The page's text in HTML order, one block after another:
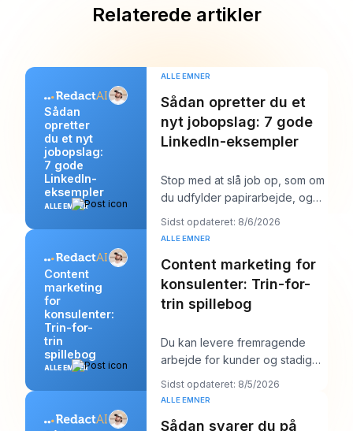
Relaterede artikler
Sådan
opretter
du et nyt
jobopslag:
7 gode
LinkedIn-
eksempler
ALLE EMNER
ALLE EMNER
Sådan opretter du et
nyt jobopslag: 7 gode
LinkedIn-eksempler
Stop med at slå job op, som om
du udfylder papirarbejde, og
begynd at skrive dem, som om
du prøver a
Sidst opdateret: 8/6/2026
Content
marketing
for
konsulenter:
Trin-for-
trin
spillebog
ALLE EMNER
ALLE EMNER
Content marketing for
konsulenter: Trin-for-
trin spillebog
Du kan levere fremragende
arbejde for kunder og stadig
føle dig mærkeligt usynlig
online. Arbejdet b
Sidst opdateret: 8/5/2026
ALLE EMNER
Sådan svarer du på